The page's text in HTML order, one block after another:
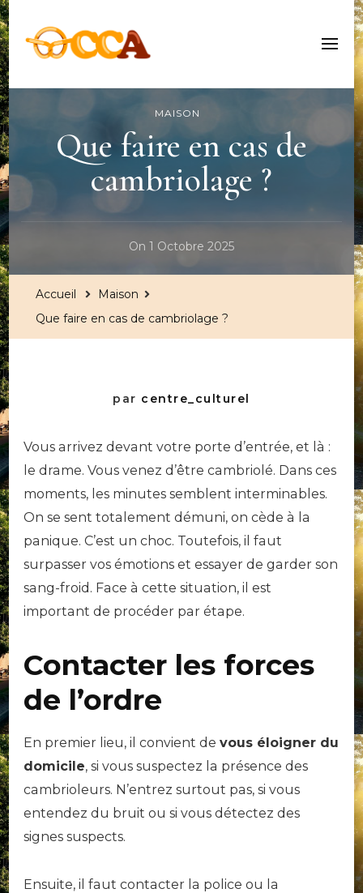
Centre Culturel Alsacien
MAISON
Que faire en cas de
cambriolage ?
On 1 Octobre 2025
Accueil
Maison
Que faire en cas de cambriolage ?
par centre_culturel
Vous arrivez devant votre porte d’entrée, et là :
le drame. Vous venez d’être cambriolé. Dans ces
moments, les minutes semblent interminables.
On se sent totalement démuni, on cède à la
panique. C’est un choc. Toutefois, il faut
surpasser vos émotions et essayer de garder son
sang-froid. Face à cette situation, il est
important de procéder par étape.
Contacter les forces
de l’ordre
En premier lieu, il convient de vous éloigner du
domicile, si vous suspectez la présence des
cambrioleurs. N’entrez surtout pas, si vous
entendez du bruit ou si vous détectez des
signes suspects.
Ensuite, il faut contacter la police ou la